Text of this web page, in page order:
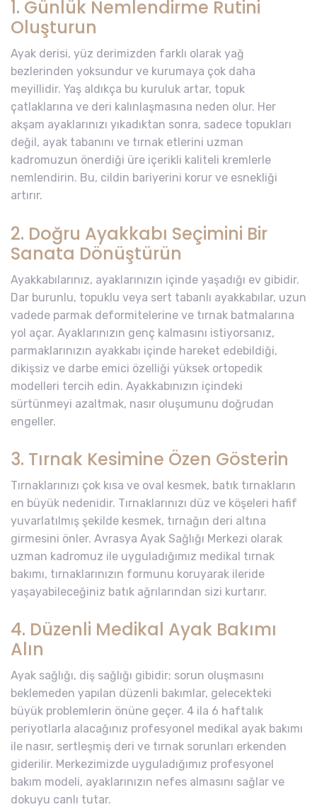
1. Günlük Nemlendirme Rutini
Oluşturun
Ayak derisi, yüz derimizden farklı olarak yağ
bezlerinden yoksundur ve kurumaya çok daha
meyillidir. Yaş aldıkça bu kuruluk artar, topuk
çatlaklarına ve deri kalınlaşmasına neden olur. Her
akşam ayaklarınızı yıkadıktan sonra, sadece topukları
değil, ayak tabanını ve tırnak etlerini uzman
kadromuzun önerdiği üre içerikli kaliteli kremlerle
nemlendirin. Bu, cildin bariyerini korur ve esnekliği
artırır.
2. Doğru Ayakkabı Seçimini Bir
Sanata Dönüştürün
Ayakkabılarınız, ayaklarınızın içinde yaşadığı ev gibidir.
Dar burunlu, topuklu veya sert tabanlı ayakkabılar, uzun
vadede parmak deformitelerine ve tırnak batmalarına
yol açar. Ayaklarınızın genç kalmasını istiyorsanız,
parmaklarınızın ayakkabı içinde hareket edebildiği,
dikişsiz ve darbe emici özelliği yüksek ortopedik
modelleri tercih edin. Ayakkabınızın içindeki
sürtünmeyi azaltmak, nasır oluşumunu doğrudan
engeller.
3. Tırnak Kesimine Özen Gösterin
Tırnaklarınızı çok kısa ve oval kesmek, batık tırnakların
en büyük nedenidir. Tırnaklarınızı düz ve köşeleri hafif
yuvarlatılmış şekilde kesmek, tırnağın deri altına
girmesini önler. Avrasya Ayak Sağlığı Merkezi olarak
uzman kadromuz ile uyguladığımız medikal tırnak
bakımı, tırnaklarınızın formunu koruyarak ileride
yaşayabileceğiniz batık ağrılarından sizi kurtarır.
4. Düzenli Medikal Ayak Bakımı
Alın
Ayak sağlığı, diş sağlığı gibidir; sorun oluşmasını
beklemeden yapılan düzenli bakımlar, gelecekteki
büyük problemlerin önüne geçer. 4 ila 6 haftalık
periyotlarla alacağınız profesyonel medikal ayak bakımı
ile nasır, sertleşmiş deri ve tırnak sorunları erkenden
giderilir. Merkezimizde uyguladığımız profesyonel
bakım modeli, ayaklarınızın nefes almasını sağlar ve
dokuyu canlı tutar.